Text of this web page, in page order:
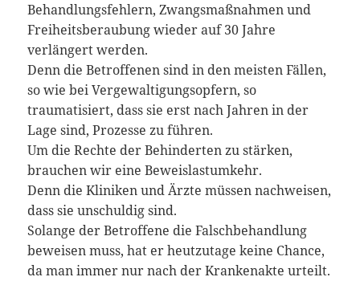
Behandlungsfehlern, Zwangsmaßnahmen und
Freiheitsberaubung wieder auf 30 Jahre
verlängert werden.
Denn die Betroffenen sind in den meisten Fällen,
so wie bei Vergewaltigungsopfern, so
traumatisiert, dass sie erst nach Jahren in der
Lage sind, Prozesse zu führen.
Um die Rechte der Behinderten zu stärken,
brauchen wir eine Beweislastumkehr.
Denn die Kliniken und Ärzte müssen nachweisen,
dass sie unschuldig sind.
Solange der Betroffene die Falschbehandlung
beweisen muss, hat er heutzutage keine Chance,
da man immer nur nach der Krankenakte urteilt.